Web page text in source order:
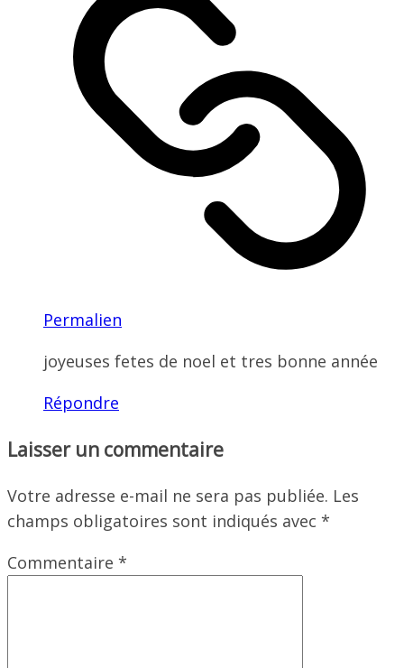
Permalien
joyeuses fetes de noel et tres bonne année
Répondre
Laisser un commentaire
Votre adresse e-mail ne sera pas publiée. Les
champs obligatoires sont indiqués avec *
Commentaire *